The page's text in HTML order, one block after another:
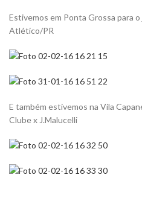
Estivemos em Ponta Grossa para
Atlético/PR
E também estivemos na Vila
Clube x J.Malucelli